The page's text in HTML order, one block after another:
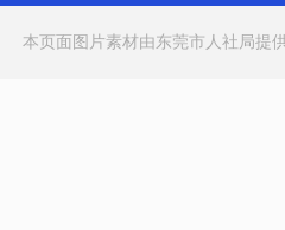
本页面图片素材由东莞市人社局提